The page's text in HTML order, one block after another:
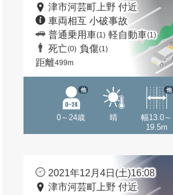
津市河芸町上野 付近
車両相互 小破事故
普通乗用車(1) 軽自動車(1)
死亡(0) 負傷(1)
距離499m
0～24歳
他
晴
幅13.0～
19.5m
他
2021年12月4日(土)16:08
津市河芸町上野 付近